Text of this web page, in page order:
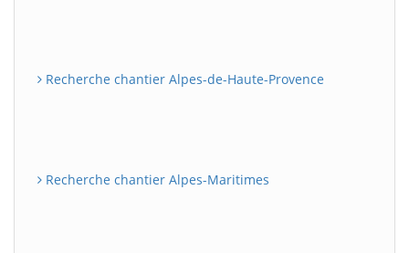
Recherche chantier Alpes-de-Haute-Provence
Recherche chantier Alpes-Maritimes